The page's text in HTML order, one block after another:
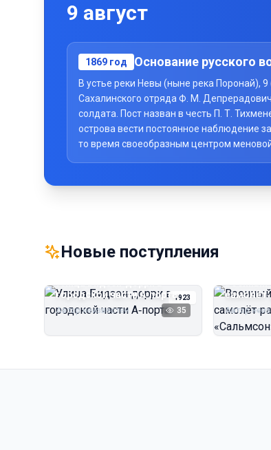
9 август
1869 год Основание русского
В устье реки Невы (ныне река Поронай),
Сахалинского отряда Ф. М.
солдата. Пост назван в честь П. Т.
острова вести постоянное наблюдение
то время своеобразным центром
Новые поступления
1923
Улица Бидзэн‑дорри в
городской части А‑порта
Автор неизвестен 35
Военный
Автор